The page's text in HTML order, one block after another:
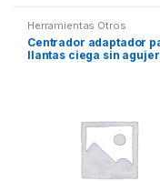
Herramientas Otros
Centrador adaptador
llantas ciega sin